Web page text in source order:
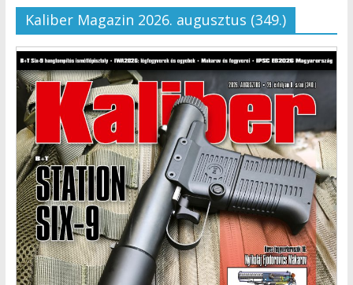
Kaliber Magazin 2026. augusztus (349.)